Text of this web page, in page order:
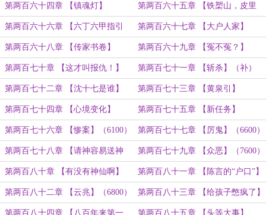
（7000） （6000）
第两百六十四章 【镇魂灯】 第两百六十五章 【铁槊山，皮里
江】（6000）
第两百六十六章 【六丁六甲指引
术】（6200）
第两百六十七章 【大户人家】
第两百六十八章 【传家书卷】 第两百六十九章 【冤不冤？】
第两百七十章 【这才叫报仇！】
（8200）
第两百七十一章 【斩杀】（补）
第两百七十二章 【沈十七是谁】
（6000）
第两百七十三章 【黄泉引】
第两百七十四章 【心境变化】
（8200）
第两百七十五章 【新任务】
（6700）
第两百七十六章 【惨案】（6100） 第两百七十七章 【厉鬼】（6600）
第两百七十八章 【请神容易送神
难！】
第两百七十九章 【众恶】（7600）
第两百八十章 【有没有神仙啊】 第两百八十一章 【陈言的“户口”】
第两百八十二章 【云兆】（6800） 第两百八十三章 【给孩子憋疯了】
（6200）
第两百八十四章 【八百年来第一 第两百八十五章 【头等大事】